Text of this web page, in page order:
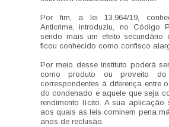
Por fim, a lei 13.964/19,
Anticrime, introduziu, no Código
sendo mais um efeito secundário
ficou conhecido como confisco
Por meio desse instituto poderá
como produto ou proveito
correspondentes à diferença entre
do condenado e aquele que seja
rendimento lícito. A sua aplicação
aos quais as leis cominem pena
anos de reclusão.